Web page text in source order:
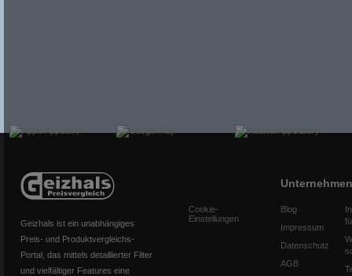
Geizhals ist ein unabhängiges
Preis- und Produktvergleichs-
Portal, das mittels detaillierter Filter
und vielfältiger Features eine
Cookie-
Einstellungen
Unternehmen
Blog
Impressum
Datenschutz
AGB